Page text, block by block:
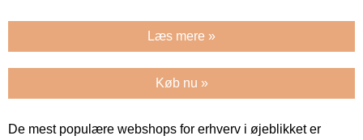
Læs mere »
Køb nu »
De mest populære webshops for erhverv i øjeblikket er